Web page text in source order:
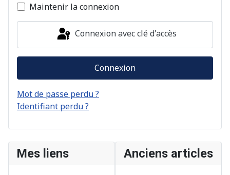
Maintenir la connexion
Connexion avec clé d'accès
Connexion
Mot de passe perdu ?
Identifiant perdu ?
Mes liens Anciens articles